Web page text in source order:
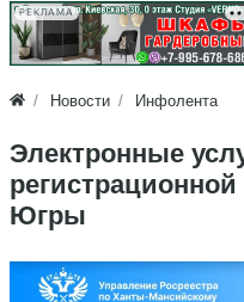
РЕКЛАМА
Новости Инфолента
Электронные
Югры